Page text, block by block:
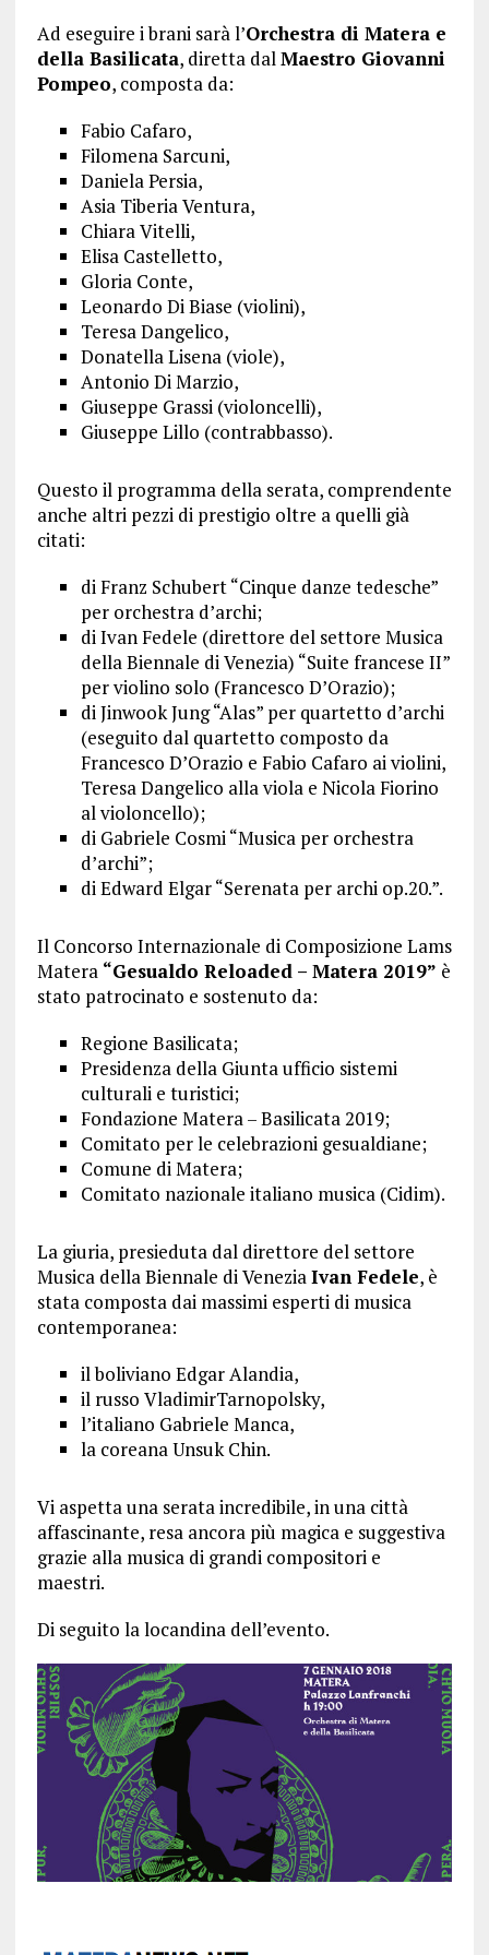
Ad eseguire i brani sarà l’Orchestra di Matera e
della Basilicata, diretta dalMaestro Giovanni
Pompeo, composta da:
Fabio Cafaro,
Filomena Sarcuni,
Daniela Persia,
Asia Tiberia Ventura,
Chiara Vitelli,
Elisa Castelletto,
Gloria Conte,
Leonardo Di Biase (violini),
Teresa Dangelico,
Donatella Lisena (viole),
Antonio Di Marzio,
Giuseppe Grassi (violoncelli),
Giuseppe Lillo (contrabbasso).
Questo il programma della serata, comprendente
anche altri pezzi di prestigio oltre a quelli già
citati:
di Franz Schubert “Cinque danze tedesche”
per orchestra d’archi;
di Ivan Fedele (direttore del settore Musica
della Biennale di Venezia) “Suite francese II”
per violino solo (Francesco D’Orazio);
di Jinwook Jung “Alas” per quartetto d’archi
(eseguito dal quartetto composto da
Francesco D’Orazio e Fabio Cafaro ai violini,
Teresa Dangelico alla viola e Nicola Fiorino
al violoncello);
di Gabriele Cosmi “Musica per orchestra
d’archi”;
di Edward Elgar “Serenata per archi op.20.”.
Il Concorso Internazionale di Composizione Lams
Matera “Gesualdo Reloaded – Matera 2019” è
stato patrocinato e sostenuto da:
Regione Basilicata;
Presidenza della Giunta ufficio sistemi
culturali e turistici;
Fondazione Matera – Basilicata 2019;
Comitato per le celebrazioni gesualdiane;
Comune di Matera;
Comitato nazionale italiano musica (Cidim).
La giuria, presieduta dal direttore del settore
Musica della Biennale di VeneziaIvan Fedele, è
stata composta dai massimi esperti di musica
contemporanea:
il boliviano Edgar Alandia,
il russo VladimirTarnopolsky,
l’italiano Gabriele Manca,
la coreana Unsuk Chin.
Vi aspetta una serata incredibile, in una città
affascinante, resa ancora più magica e suggestiva
grazie alla musica di grandi compositori e
maestri.
Di seguito la locandina dell’evento.